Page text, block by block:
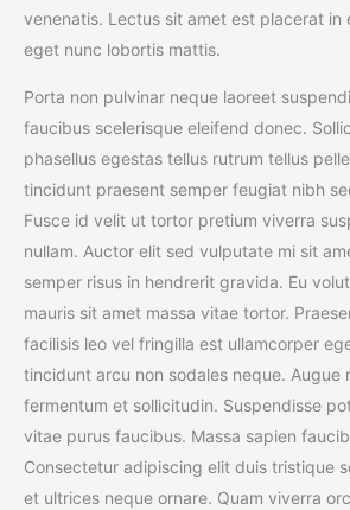
venenatis. Lectus sit amet est placerat in
eget nunc lobortis mattis.
Porta non pulvinar neque laoreet
faucibus scelerisque eleifend donec.
phasellus egestas tellus rutrum tellus
tincidunt praesent semper feugiat nibh
Fusce id velit ut tortor pretium viverra
nullam. Auctor elit sed vulputate mi sit
semper risus in hendrerit gravida. Eu
mauris sit amet massa vitae tortor.
facilisis leo vel fringilla est ullamcorper
tincidunt arcu non sodales neque. Augue
fermentum et sollicitudin. Suspendisse
vitae purus faucibus. Massa sapien
Consectetur adipiscing elit duis tristique
et ultrices neque ornare. Quam viverra